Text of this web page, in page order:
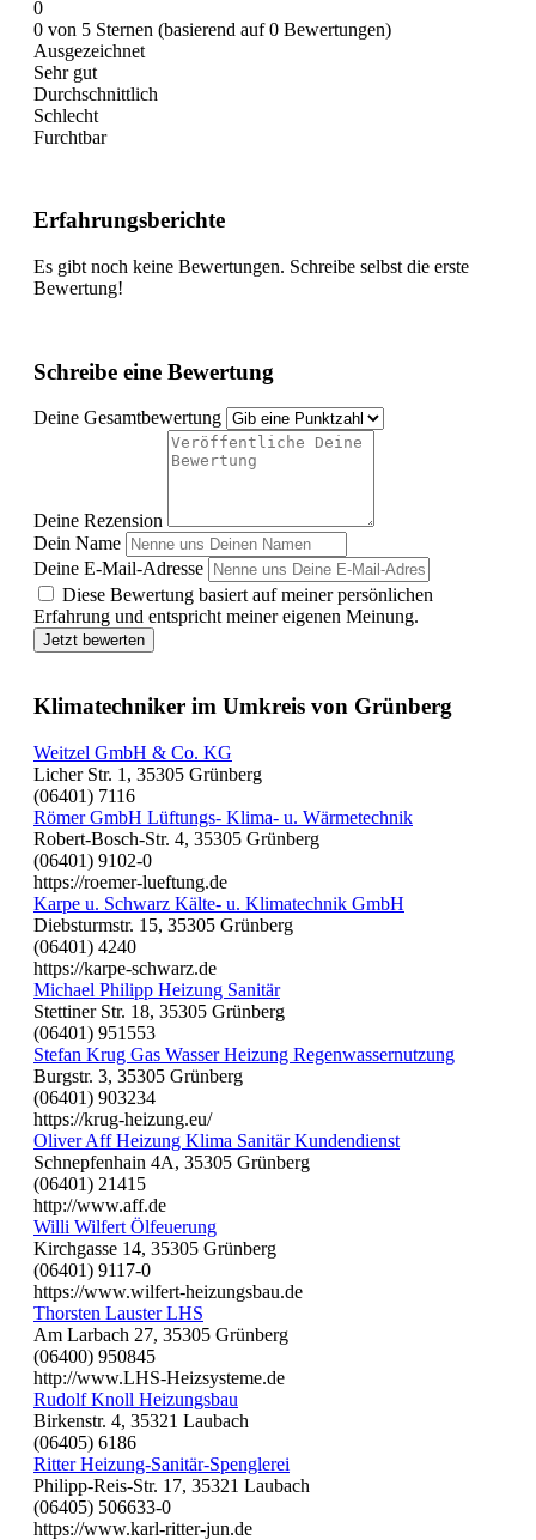
0
0 von 5 Sternen (basierend auf 0 Bewertungen)
Ausgezeichnet
Sehr gut
Durchschnittlich
Schlecht
Furchtbar
Erfahrungsberichte
Es gibt noch keine Bewertungen. Schreibe selbst die erste
Bewertung!
Schreibe eine Bewertung
Deine Gesamtbewertung
Deine Rezension
Dein Name
Deine E-Mail-Adresse
Diese Bewertung basiert auf meiner persönlichen
Erfahrung und entspricht meiner eigenen Meinung.
Jetzt bewerten
Klimatechniker im Umkreis von Grünberg
Weitzel GmbH & Co. KG
Licher Str. 1, 35305 Grünberg
(06401) 7116
Römer GmbH Lüftungs- Klima- u. Wärmetechnik
Robert-Bosch-Str. 4, 35305 Grünberg
(06401) 9102-0
https://roemer-lueftung.de
Karpe u. Schwarz Kälte- u. Klimatechnik GmbH
Diebsturmstr. 15, 35305 Grünberg
(06401) 4240
https://karpe-schwarz.de
Michael Philipp Heizung Sanitär
Stettiner Str. 18, 35305 Grünberg
(06401) 951553
Stefan Krug Gas Wasser Heizung Regenwassernutzung
Burgstr. 3, 35305 Grünberg
(06401) 903234
https://krug-heizung.eu/
Oliver Aff Heizung Klima Sanitär Kundendienst
Schnepfenhain 4A, 35305 Grünberg
(06401) 21415
http://www.aff.de
Willi Wilfert Ölfeuerung
Kirchgasse 14, 35305 Grünberg
(06401) 9117-0
https://www.wilfert-heizungsbau.de
Thorsten Lauster LHS
Am Larbach 27, 35305 Grünberg
(06400) 950845
http://www.LHS-Heizsysteme.de
Rudolf Knoll Heizungsbau
Birkenstr. 4, 35321 Laubach
(06405) 6186
Ritter Heizung-Sanitär-Spenglerei
Philipp-Reis-Str. 17, 35321 Laubach
(06405) 506633-0
https://www.karl-ritter-jun.de